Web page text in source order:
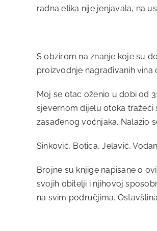
radna etika nije jenjavala, na
S obzirom na znanje koje su
proizvodnje nagrađivanih vina
Moj se otac oženio u dobi od
sjevernom dijelu otoka tražeći
zasađenog voćnjaka. Nalazio
Sinković, Botica, Jelavić,
Brojne su knjige napisane o
svojih obitelji i njihovoj
na svim područjima.